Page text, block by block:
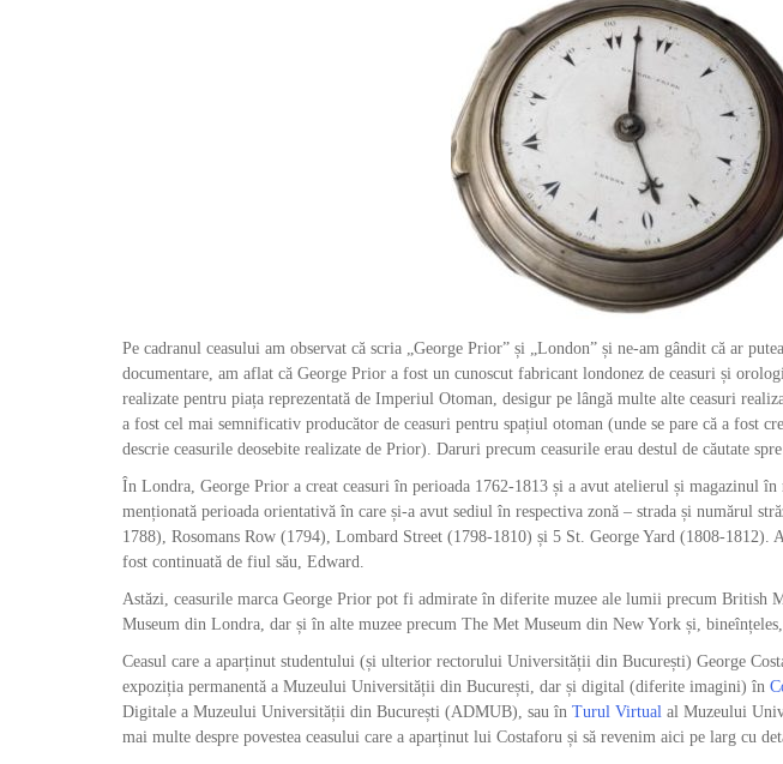
Pe cadranul ceasului am observat că scria „George Prior” și „London” și ne-am gândit că ar
documentare, am aflat că George Prior a fost un cunoscut fabricant londonez de ceasuri și
realizate pentru piața reprezentată de Imperiul Otoman, desigur pe lângă multe alte ceasuri
a fost cel mai semnificativ producător de ceasuri pentru spațiul otoman (unde se pare că a fost
descrie ceasurile deosebite realizate de Prior). Daruri precum ceasurile erau destul de căutate
În Londra, George Prior a creat ceasuri în perioada 1762-1813 și a avut atelierul și magazinul în
menționată perioada orientativă în care și-a avut sediul în respectiva zonă – strada și numărul
1788), Rosomans Row (1794), Lombard Street (1798-1810) și 5 St. George Yard (1808-1812).
fost continuată de fiul său, Edward.
Astăzi, ceasurile marca George Prior pot fi admirate în diferite muzee ale lumii precum British
Museum din Londra, dar și în alte muzee precum The Met Museum din New York și,
Ceasul care a aparținut studentului (și ulterior rectorului Universității din București) George
expoziția permanentă a Muzeului Universității din București, dar și digital (diferite imagini) în
Digitale a Muzeului Universității din București (ADMUB), sau în Turul Virtual al Muzeului
mai multe despre povestea ceasului care a aparținut lui Costaforu și să revenim aici pe larg cu